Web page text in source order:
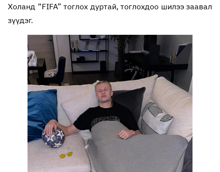
Холанд “FIFA” тоглох дуртай, тоглохдоо шилээ заавал
зүүдэг.